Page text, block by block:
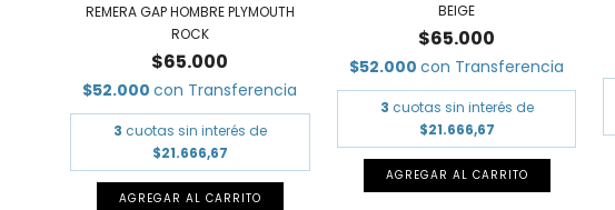
REMERA GAP HOMBRE PLYMOUTH
ROCK
$65.000
$52.000con Transferencia
3 cuotas sin interés de
$21.666,67
AGREGAR AL CARRITO
BEIGE
$65.000
$52.000con Transferencia
3 cuotas sin interés de
$21.666,67
AGREGAR AL CARRITO